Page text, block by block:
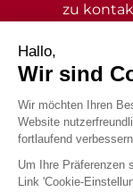
zu
2026 -